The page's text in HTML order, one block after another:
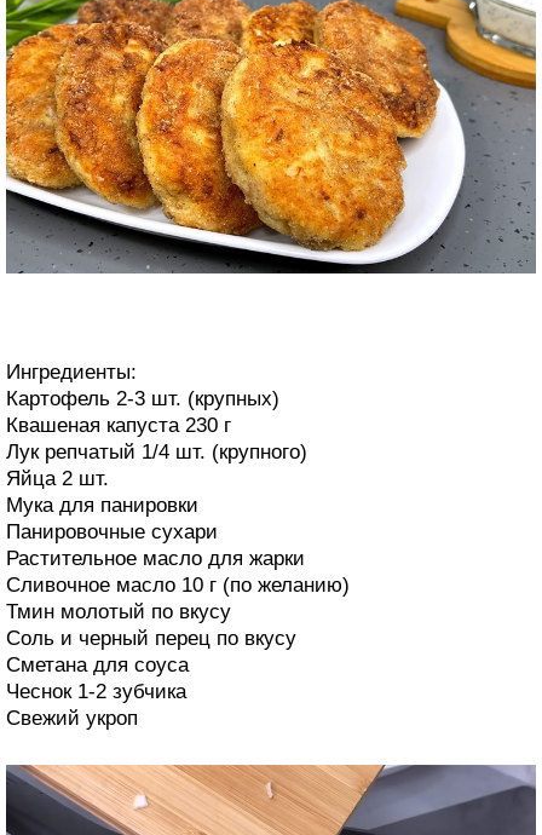
Ингредиенты:
Картофель 2-3 шт. (крупных)
Квашеная капуста 230 г
Лук репчатый 1/4 шт. (крупного)
Яйца 2 шт.
Мука для панировки
Панировочные сухари
Растительное масло для жарки
Сливочное масло 10 г (по желанию)
Тмин молотый по вкусу
Соль и черный перец по вкусу
Сметана для соуса
Чеснок 1-2 зубчика
Свежий укроп